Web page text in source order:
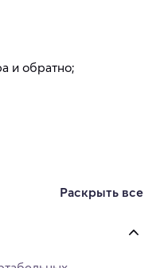
и обратно;
Раскрыть все